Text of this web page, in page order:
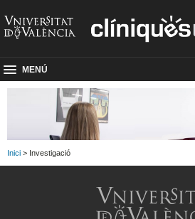
MENÚ
Inici > Investigació